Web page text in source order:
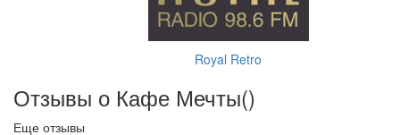
Royal Retro
Отзывы о Кафе Мечты()
Еще отзывы